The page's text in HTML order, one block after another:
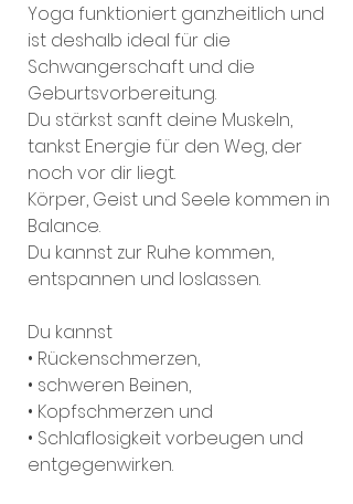
Yoga funktioniert ganzheitlich und
ist deshalb ideal für die
Schwangerschaft und die
Geburtsvorbereitung.
Du stärkst sanft deine Muskeln,
tankst Energie für den Weg, der
noch vor dir liegt.
Körper, Geist und Seele kommen in
Balance.
Du kannst zur Ruhe kommen,
entspannen und loslassen.
Du kannst
• Rückenschmerzen,
• schweren Beinen,
• Kopfschmerzen und
• Schlaflosigkeit vorbeugen und
entgegenwirken.